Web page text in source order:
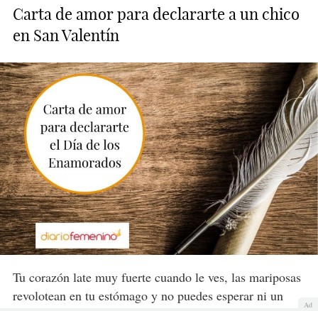
Carta de amor para declararte a un chico
en San Valentín
Tu corazón late muy fuerte cuando le ves, las mariposas
revolotean en tu estómago y no puedes esperar ni un
Ad